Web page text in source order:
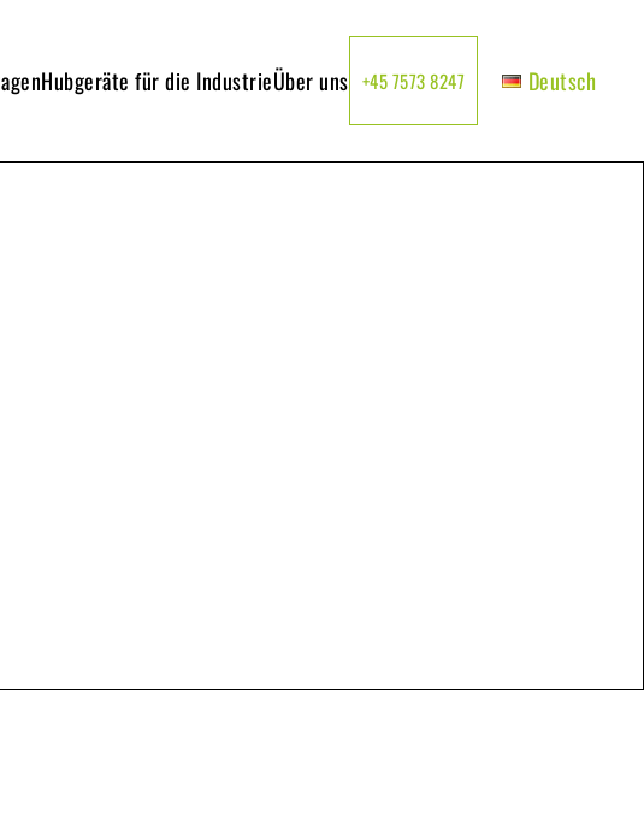
Hubgeräte für die IndustrieÜber uns +45 7573 8247 Deutsch